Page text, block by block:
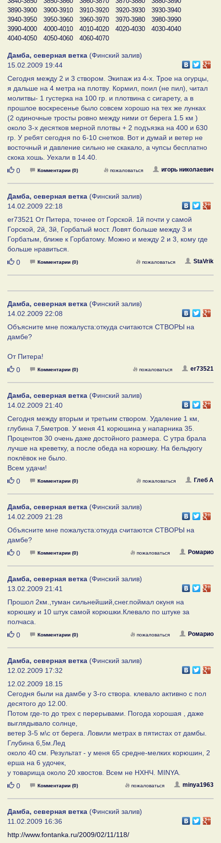
3890-3900
3900-3910 3910-3920 3920-3930
3930-3940
3940-3950
3950-3960 3960-3970 3970-3980
3980-3990
3990-4000
4000-4010 4010-4020 4020-4030
4030-4040
4040-4050
4050-4060 4060-4070
Дамба, северная ветка (Финский залив)
15.02.2009 19:44
Сегодня между 2 и 3 створом. Экипаж из 4-х. Трое на огурцы,
я дальше на 4 метра на плотву. Кормил, поил (не пил), читал
молитвы- 1 густерка на 100 гр. и плотвина с сигарету, а в
прошлое воскресенье было совсем хорошо на тех же лунках
(2 одиночные тросты ровно между ними от берега 1.5 км )
около 3-х десятков мерной плотвы + 2 подъязка на 400 и 630
гр. У ребят сегодня по 6-10 снетков. Вот и думай и ветер не
восточный и давление сильно не скакало, а чупсы бесплатно
скока хошь. Уехали в 14.40.
Нравится
0 Комментарии (0) игорь николаевич
пожаловаться
Дамба, северная ветка (Финский залив)
14.02.2009 22:18
er73521 От Питера, точнее от Горской. 1й почти у самой
Горской, 2й, 3й, Горбатый мост. Ловят больше между 3 и
Горбатым, ближе к Горбатому. Можно и между 2 и 3, кому где
больше нравиться.
Нравится
0 Комментарии (0) StaVrik
пожаловаться
Дамба, северная ветка (Финский залив)
14.02.2009 22:08
Объясните мне пожалуста:откуда считаются СТВОРЫ на
дамбе?
От Питера!
Нравится
0 Комментарии (0) er73521
пожаловаться
Дамба, северная ветка (Финский залив)
14.02.2009 21:40
Сегодня между вторым и третьим створом. Удаление 1 км,
глубина 7,5метров. У меня 41 корюшина у напарника 35.
Процентов 30 очень даже достойного размера. С утра брала
лучше на креветку, а после обеда на корюшку. На бельдюгу
поклёвок не было.
Всем удачи!
Нравится
0 Комментарии (0) Глеб А
пожаловаться
Дамба, северная ветка (Финский залив)
14.02.2009 21:28
Объясните мне пожалуста:откуда считаются СТВОРЫ на
дамбе?
Нравится
0 Комментарии (0) Ромарио
пожаловаться
Дамба, северная ветка (Финский залив)
13.02.2009 21:41
Прошол 2км.,туман сильнейший,снег.поймал окуня на
корюшку и 10 штук самой корюшки.Клевало по штуке за
полчаса.
Нравится
0 Комментарии (0) Ромарио
пожаловаться
Дамба, северная ветка (Финский залив)
12.02.2009 17:32
12.02.2009 18.15
Сегодня были на дамбе у 3-го створа. клевало активно с пол
десятого до 12.00.
Потом где-то до трех с перерывами. Погода хорошая , даже
выглядывало солнце,
ветер 3-5 м\с от берега. Ловили метрах в пятистах от дамбы.
Глубина 6,5м.Лед
около 40 см. Результат - у меня 65 средне-мелких корюшин, 2
ерша на 6 удочек,
у товарища около 20 хвостов. Всем не НХНЧ. MINYA.
Нравится
0 Комментарии (0) minya1963
пожаловаться
Дамба, северная ветка (Финский залив)
11.02.2009 16:36
http://www.fontanka.ru/2009/02/11/118/